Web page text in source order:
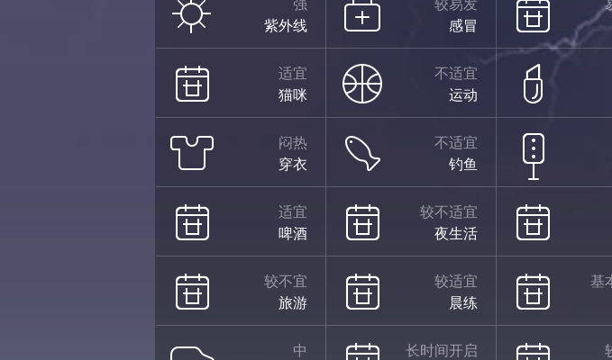
32°
阴
08/15
紫外线
感冒
适宜
猫咪
不适宜
运动
闷热
穿衣
不适宜
钓鱼
适宜
啤酒
较不适宜
夜生活
较不宜
旅游
较适宜
晨练
基
中
长时间开启